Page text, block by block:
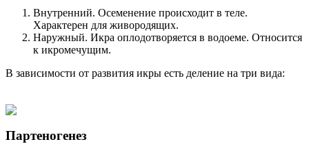
Внутренний. Осеменение происходит в теле.
Характерен для живородящих.
Наружный. Икра оплодотворяется в водоеме. Относится
к икромечущим.
В зависимости от развития икры есть деление на три вида:
Партеногенез